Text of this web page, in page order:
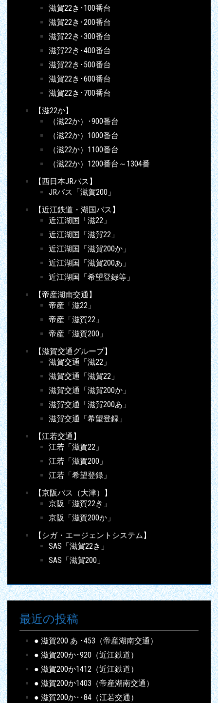
滋賀22き･100番台
滋賀22き･200番台
滋賀22き･300番台
滋賀22き･400番台
滋賀22き･500番台
滋賀22き･600番台
滋賀22き･700番台
【滋22か】
（滋22か）･900番台
（滋22か）1000番台
（滋22か）1100番台
（滋22か）1200番台～1304番
【西日本JRバス】
JRバス「滋賀200」
【近江鉄道・湖国バス】
近江湖国「滋22」
近江湖国「滋賀22」
近江湖国「滋賀200か」
近江湖国「滋賀200あ」
近江湖国「希望登録等」
【帝産湖南交通】
帝産「滋22」
帝産「滋賀22」
帝産「滋賀200」
【滋賀交通グループ】
滋賀交通「滋22」
滋賀交通「滋賀22」
滋賀交通「滋賀200か」
滋賀交通「滋賀200あ」
滋賀交通「希望登録」
【江若交通】
江若「滋賀22」
江若「滋賀200」
江若「希望登録」
【京阪バス（大津）】
京阪「滋賀22き」
京阪「滋賀200か」
【シガ・エージェントシステム】
SAS「滋賀22き」
SAS「滋賀200」
最近の投稿
● 滋賀200 あ ･453（帝産湖南交通）
● 滋賀200か･920（近江鉄道）
● 滋賀200か1412（近江鉄道）
● 滋賀200か1403（帝産湖南交通）
● 滋賀200か･･84（江若交通）